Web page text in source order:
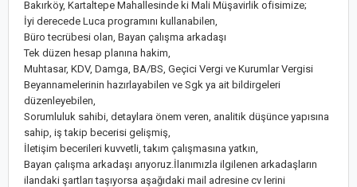
Bakırköy, Kartaltepe Mahallesinde ki Mali Müşavirlik ofisimize;
İyi derecede Luca programını kullanabilen,
Büro tecrübesi olan, Bayan çalışma arkadaşı
Tek düzen hesap planına hakim,
Muhtasar, KDV, Damga, BA/BS, Geçici Vergi ve Kurumlar Vergisi
Beyannamelerinin hazırlayabilen ve Sgk ya ait bildirgeleri
düzenleyebilen,
Sorumluluk sahibi, detaylara önem veren, analitik düşünce yapısına
sahip, iş takip becerisi gelişmiş,
İletişim becerileri kuvvetli, takım çalışmasına yatkın,
Bayan çalışma arkadaşı arıyoruz.İlanımızla ilgilenen arkadaşların
ilandaki şartları taşıyorsa aşağıdaki mail adresine cv lerini